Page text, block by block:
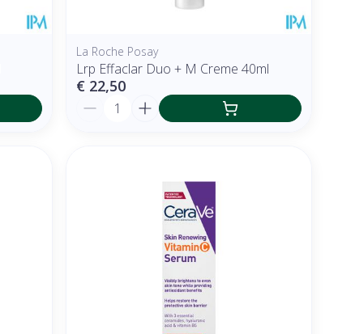
La Roche Posay
Lrp Effaclar Duo + M Creme 40ml
€ 22,50
Aantal